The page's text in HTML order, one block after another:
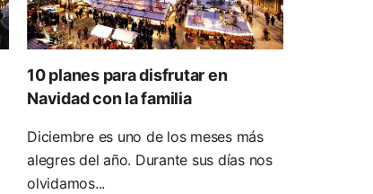
10 planes para disfrutar en
Navidad con la familia
Diciembre es uno de los meses más
alegres del año. Durante sus días nos
olvidamos...